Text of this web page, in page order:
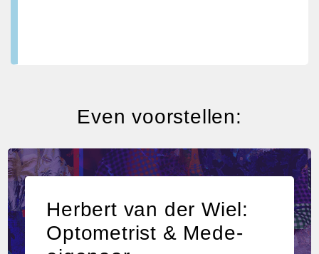
Even voorstellen:
Rik van der Wiel:
Mede-eigenaar